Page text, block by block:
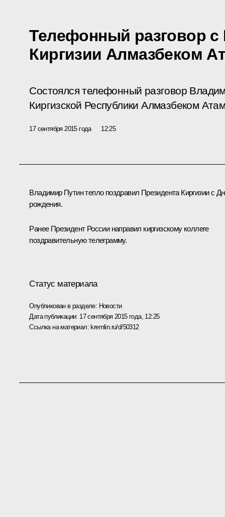
Телефонный разговор с
Киргизии Алмазбеком
Состоялся телефонный разговор
Киргизской Республики Алмазбеком
17 сентября 2015 года 12:25
Владимир Путин тепло поздравил Президента Киргизии с
рождения.
Ранее Президент России направил киргизскому коллеге
поздравительнуютелеграмму.
Статус материала
Опубликован в разделе: Новости
Дата публикации: 17 сентября 2015 года, 12:25
Ссылка на материал: kremlin.ru/d/50312